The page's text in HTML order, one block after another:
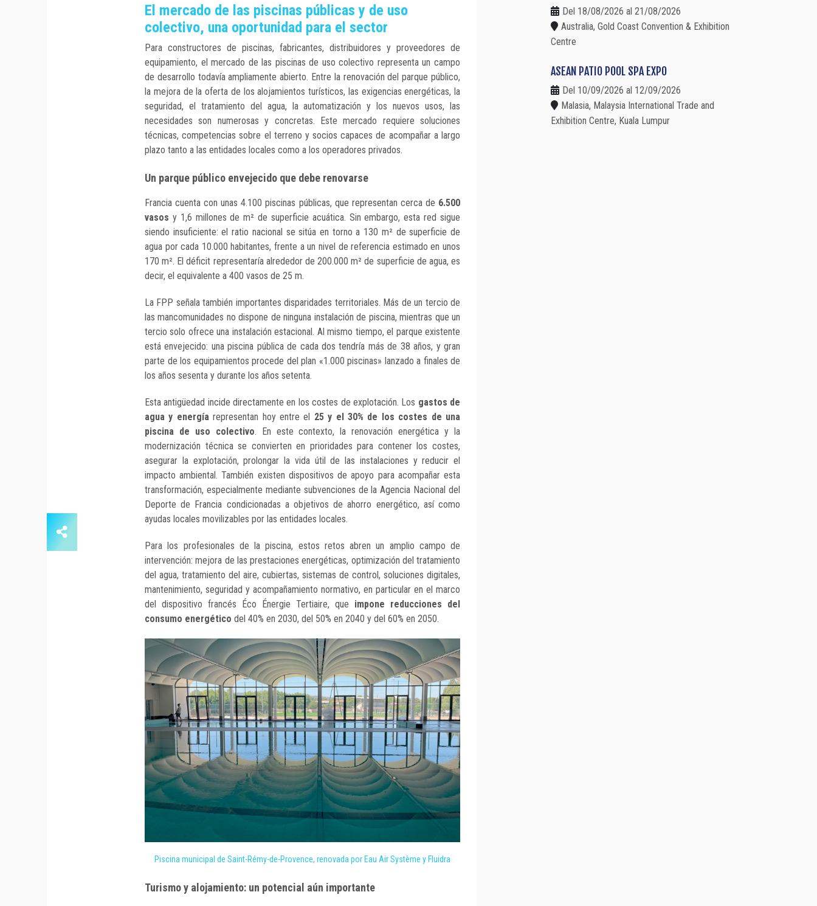
El mercado de las piscinas públicas y de uso
colectivo, una oportunidad para el sector
Para constructores de piscinas, fabricantes, distribuidores y proveedores de
equipamiento, el mercado de las piscinas de uso colectivo representa un campo
de desarrollo todavía ampliamente abierto. Entre la renovación del parque público,
la mejora de la oferta de los alojamientos turísticos, las exigencias energéticas, la
seguridad, el tratamiento del agua, la automatización y los nuevos usos, las
necesidades son numerosas y concretas. Este mercado requiere soluciones
técnicas, competencias sobre el terreno y socios capaces de acompañar a largo
plazo tanto a las entidades locales como a los operadores privados.
Un parque público envejecido que debe renovarse
Francia cuenta con unas 4.100 piscinas públicas, que representan cerca de 6.500
vasos y 1,6 millones de m² de superficie acuática. Sin embargo, esta red sigue
siendo insuficiente: el ratio nacional se sitúa en torno a 130 m² de superficie de
agua por cada 10.000 habitantes, frente a un nivel de referencia estimado en unos
170 m². El déficit representaría alrededor de 200.000 m² de superficie de agua, es
decir, el equivalente a 400 vasos de 25 m.
La FPP señala también importantes disparidades territoriales. Más de un tercio de
las mancomunidades no dispone de ninguna instalación de piscina, mientras que un
tercio solo ofrece una instalación estacional. Al mismo tiempo, el parque existente
está envejecido: una piscina pública de cada dos tendría más de 38 años, y gran
parte de los equipamientos procede del plan «1.000 piscinas» lanzado a finales de
los años sesenta y durante los años setenta.
Esta antigüedad incide directamente en los costes de explotación. Los gastos de
agua y energíarepresentan hoy entre el 25 y el 30% de los costes de una
piscina de uso colectivo. En este contexto, la renovación energética y la
modernización técnica se convierten en prioridades para contener los costes,
asegurar la explotación, prolongar la vida útil de las instalaciones y reducir el
impacto ambiental. También existen dispositivos de apoyo para acompañar esta
transformación, especialmente mediante subvenciones de la Agencia Nacional del
Deporte de Francia condicionadas a objetivos de ahorro energético, así como
ayudas locales movilizables por las entidades locales.
Para los profesionales de la piscina, estos retos abren un amplio campo de
intervención: mejora de las prestaciones energéticas, optimización del tratamiento
del agua, tratamiento del aire, cubiertas, sistemas de control, soluciones digitales,
mantenimiento, seguridad y acompañamiento normativo, en particular en el marco
del dispositivo francés Éco Énergie Tertiaire, que impone reducciones del
consumo energético del 40% en 2030, del 50% en 2040 y del 60% en 2050.
Piscina municipal de Saint-Rémy-de-Provence, renovada por Eau Air Système y Fluidra
Turismo y alojamiento: un potencial aún importante
Del 18/08/2026 al 21/08/2026
Australia, Gold Coast Convention & Exhibition
Centre
ASEAN PATIO POOL SPA EXPO
Del 10/09/2026 al 12/09/2026
Malasia, Malaysia International Trade and
Exhibition Centre, Kuala Lumpur